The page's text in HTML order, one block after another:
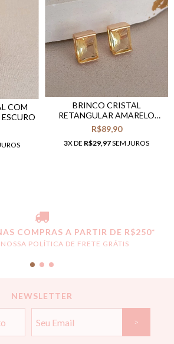
COM
BRINCO CRISTAL
RETANGULAR AMARELO
CLARO
R$89,90
3X DE R$29,97SEM JUROS
COMPRAS A PARTIR DE R$250*
POLÍTICA DE FRETE GRÁTIS
NEWSLETTER